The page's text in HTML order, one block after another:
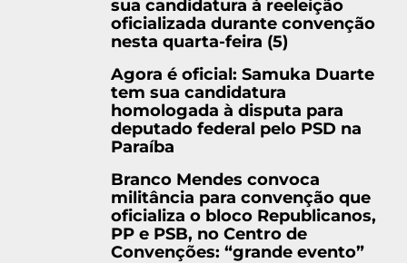
sua candidatura à reeleição
oficializada durante convenção
nesta quarta-feira (5)
Agora é oficial: Samuka Duarte
tem sua candidatura
homologada à disputa para
deputado federal pelo PSD na
Paraíba
Branco Mendes convoca
militância para convenção que
oficializa o bloco Republicanos,
PP e PSB, no Centro de
Convenções: “grande evento”